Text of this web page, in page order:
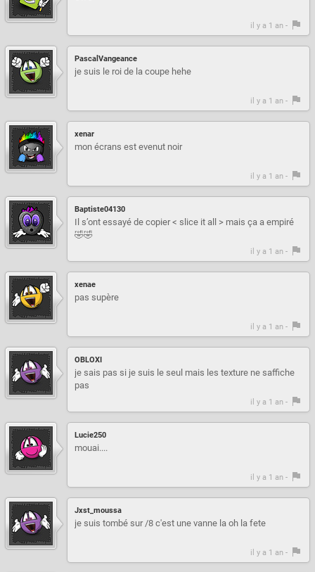
il y a 1 an -
PascalVangeance
je suis le roi de la coupe hehe
il y a 1 an -
xenar
mon écrans est evenut noir
il y a 1 an -
Baptiste04130
Il s’ont essayé de copier < slice it all > mais ça a empiré
🤣🤣
il y a 1 an -
xenae
pas supère
il y a 1 an -
OBLOXI
je sais pas si je suis le seul mais les texture ne saffiche
pas
il y a 1 an -
Lucie250
mouai....
il y a 1 an -
Jxst_moussa
je suis tombé sur /8 c'est une vanne la oh la fete
il y a 1 an -